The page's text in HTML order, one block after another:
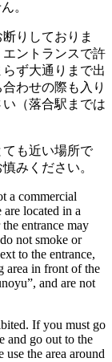
。
りしておりま
ントランスで許
ず大通りまで出
わせの際も入り
（落合駅までは
も近い場所で
みください。
a commercial
are located in a
entrance may
not smoke or
to the entrance,
area in front of the
and are not
If you must go
and go out to the
use the area around